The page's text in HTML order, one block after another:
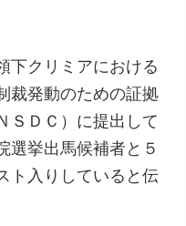
下クリミアにおける
裁発動のための証拠
ＳＤＣ）に提出して
選挙出馬候補者と５
ト入りしていると伝